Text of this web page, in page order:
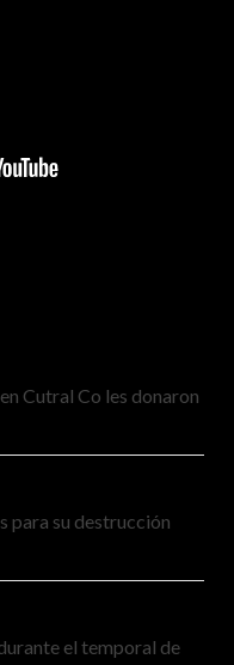
Cutral Co les donaron
para su destrucción
el temporal de